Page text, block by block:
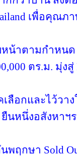
เพื่อคุณ
หน้าตามกำหน
ตร.ม. มุ่งสู่
อกและไว้วาง
ยืนหนึ่งอสังหา
ฤกษา Sold